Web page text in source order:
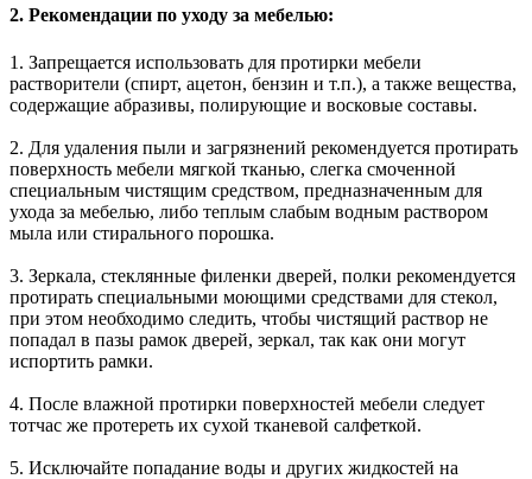
2. Рекомендации по уходу за мебелью:
1. Запрещается использовать для протирки мебели
растворители (спирт, ацетон, бензин и т.п.), а также вещества,
содержащие абразивы, полирующие и восковые составы.
2. Для удаления пыли и загрязнений рекомендуется протирать
поверхность мебели мягкой тканью, слегка смоченной
специальным чистящим средством, предназначенным для
ухода за мебелью, либо теплым слабым водным раствором
мыла или стирального порошка.
3. Зеркала, стеклянные филенки дверей, полки рекомендуется
протирать специальными моющими средствами для стекол,
при этом необходимо следить, чтобы чистящий раствор не
попадал в пазы рамок дверей, зеркал, так как они могут
испортить рамки.
4. После влажной протирки поверхностей мебели следует
тотчас же протереть их сухой тканевой салфеткой.
5. Исключайте попадание воды и других жидкостей на